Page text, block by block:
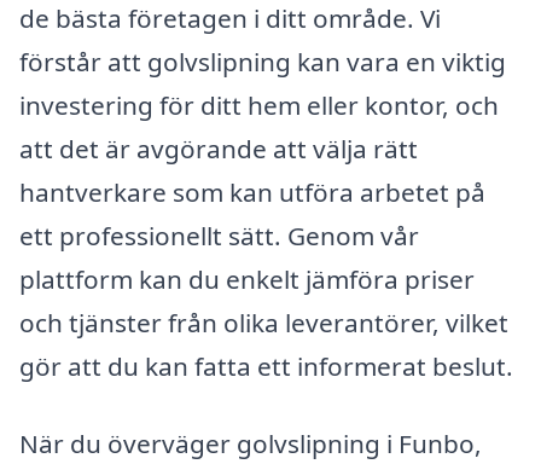
de bästa företagen i ditt område. Vi
förstår att golvslipning kan vara en viktig
investering för ditt hem eller kontor, och
att det är avgörande att välja rätt
hantverkare som kan utföra arbetet på
ett professionellt sätt. Genom vår
plattform kan du enkelt jämföra priser
och tjänster från olika leverantörer, vilket
gör att du kan fatta ett informerat beslut.
När du överväger golvslipning i Funbo,